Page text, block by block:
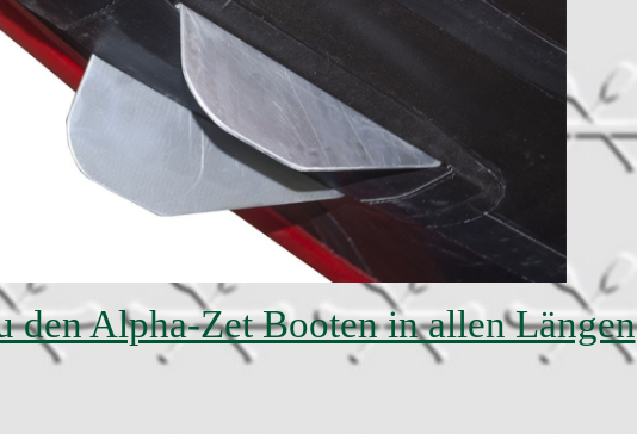
den Alpha-Zet Booten in allen Längen